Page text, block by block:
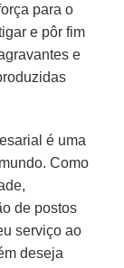
para o
e pôr fim
e
é uma
Como
de postos
serviço ao
deseja